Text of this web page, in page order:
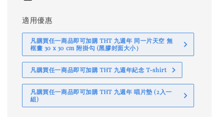
適用優惠
凡購買任一商品即可加購 THT 九週年 同一片天空 無
框畫 30 x 30 cm 附掛勾 (黑膠封面大小）
凡購買任一商品即可加購 THT 九週年紀念 T-shirt
凡購買任一商品即可加購 THT 九週年 唱片墊 (2入一
組)